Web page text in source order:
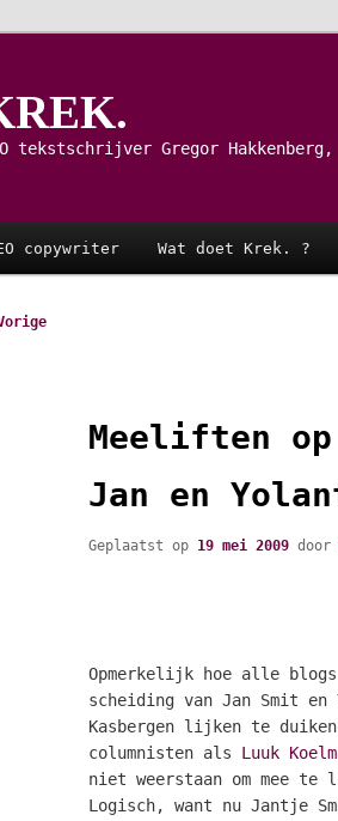
tekstschrijver Gregor Hakkenberg,
copywriter Wat doet Krek. ?
Meeliften op
Jan en
Geplaatst op 19 mei 2009 door
Opmerkelijk hoe alle blogs
scheiding van Jan Smit en
Kasbergen lijken te
columnisten als Luuk
niet weerstaan om mee te
Logisch, want nu Jantje